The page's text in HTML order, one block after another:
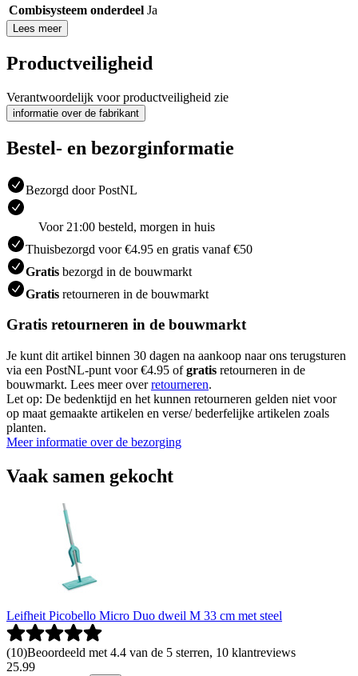
Combisysteem onderdeel Ja
Lees meer
Productveiligheid
Verantwoordelijk voor productveiligheid zie
informatie over de fabrikant
Bestel- en bezorginformatie
Bezorgd door PostNL
Voor 21:00 besteld, morgen in huis
Thuisbezorgd voor €4.95 en gratis vanaf €50
Gratis bezorgd in de bouwmarkt
Gratis retourneren in de bouwmarkt
Gratis retourneren in de bouwmarkt
Je kunt dit artikel binnen 30 dagen na aankoop naar ons terugsturen
via een PostNL-punt voor €4.95 ofgratis retourneren in de
bouwmarkt. Lees meer overretourneren.
Let op: De bedenktijd en het kunnen retourneren gelden niet voor
op maat gemaakte artikelen en verse/ bederfelijke artikelen zoals
planten.
Meer informatie over de bezorging
Vaak samen gekocht
Leifheit Picobello Micro Duo dweil M 33 cm met steel
(10)Beoordeeld met 4.4 van de 5 sterren, 10 klantreviews
25.99